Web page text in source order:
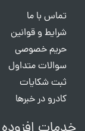
تماس با ما
شرایط و قوانین
حریم خصوصی
سوالات متداول
ثبت شکایات
کادرو در خبرها